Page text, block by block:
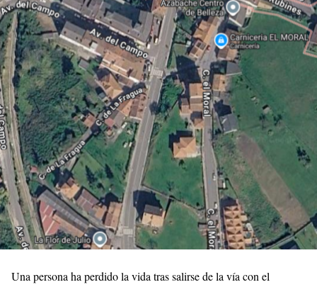
Una persona ha perdido la vida tras salirse de la vía con el